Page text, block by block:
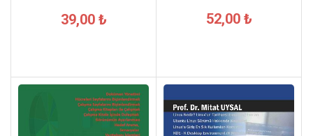
39,00 ₺ 52,00 ₺